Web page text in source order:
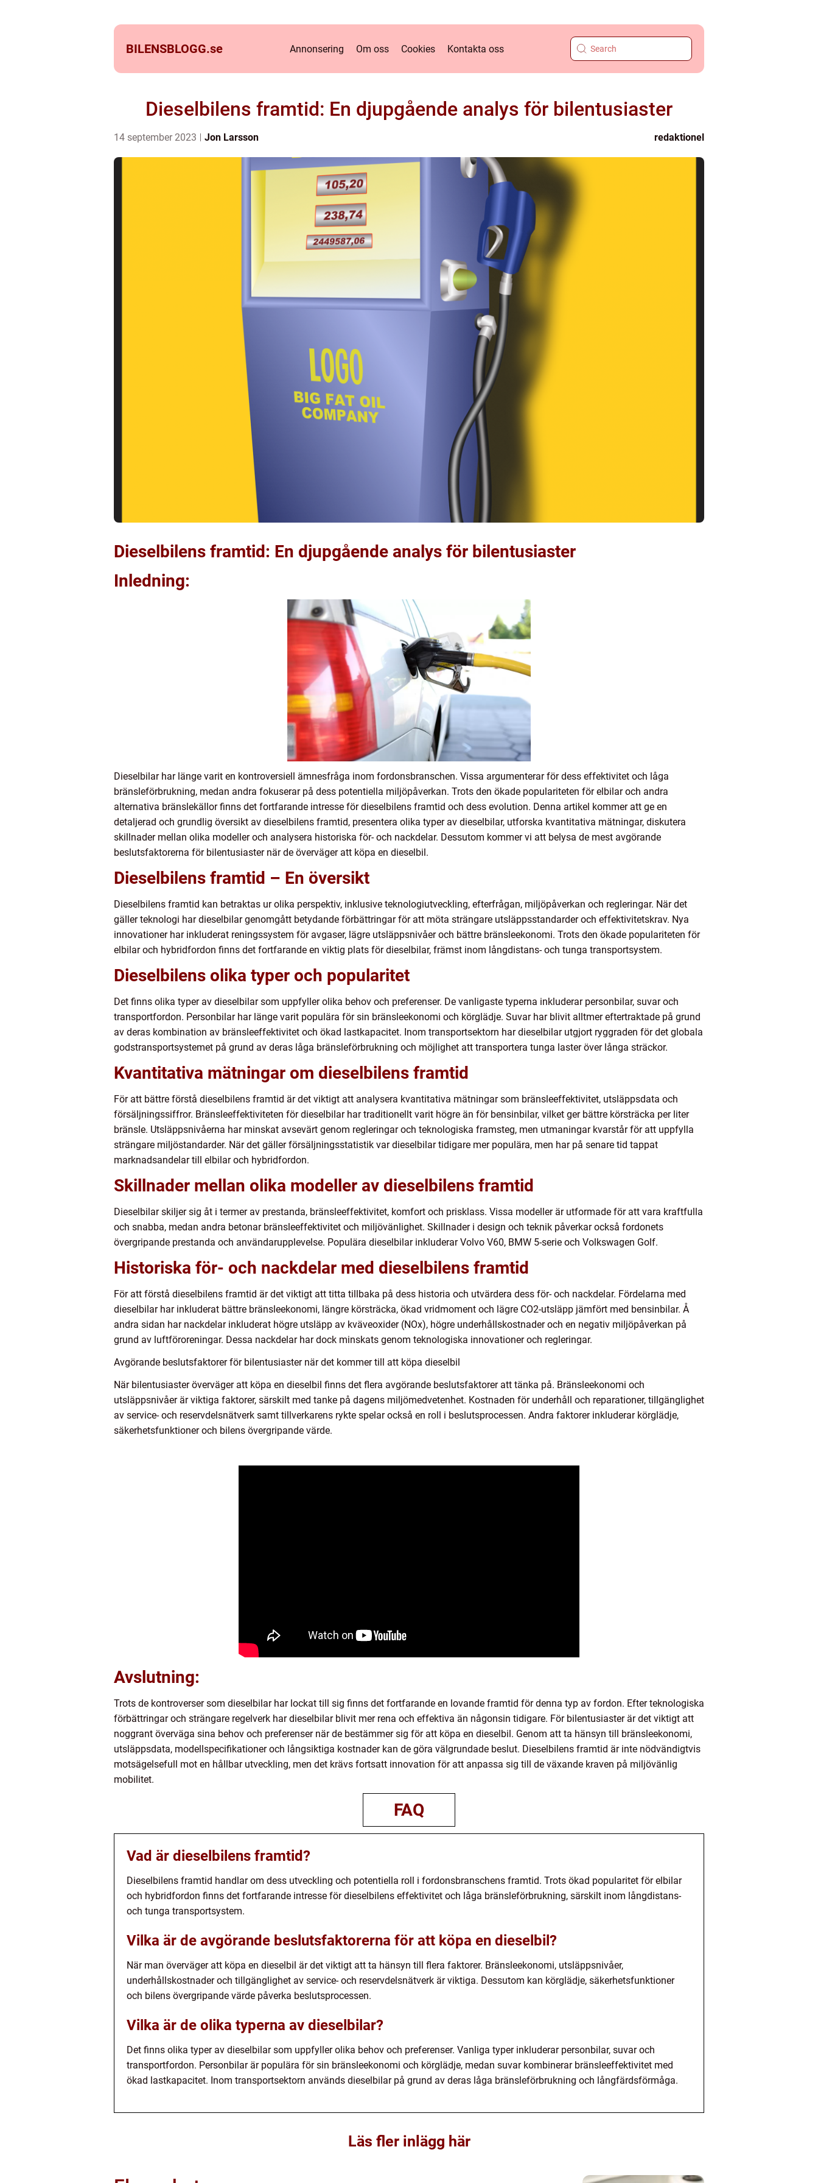
BILENSBLOGG.se Annonsering Om oss Cookies Kontakta oss
Dieselbilens framtid: En djupgående analys för bilentusiaster
14 september 2023 Jon Larsson redaktionel
Dieselbilens framtid: En djupgående analys för bilentusiaster
Inledning:
Dieselbilar har länge varit en kontroversiell ämnesfråga inom fordonsbranschen. Vissa argumenterar för dess effektivitet och låga
bränsleförbrukning, medan andra fokuserar på dess potentiella miljöpåverkan. Trots den ökade populariteten för elbilar och andra
alternativa bränslekällor finns det fortfarande intresse för dieselbilens framtid och dess evolution. Denna artikel kommer att ge en
detaljerad och grundlig översikt av dieselbilens framtid, presentera olika typer av dieselbilar, utforska kvantitativa mätningar, diskutera
skillnader mellan olika modeller och analysera historiska för- och nackdelar. Dessutom kommer vi att belysa de mest avgörande
beslutsfaktorerna för bilentusiaster när de överväger att köpa en dieselbil.
Dieselbilens framtid – En översikt
Dieselbilens framtid kan betraktas ur olika perspektiv, inklusive teknologiutveckling, efterfrågan, miljöpåverkan och regleringar. När det
gäller teknologi har dieselbilar genomgått betydande förbättringar för att möta strängare utsläppsstandarder och effektivitetskrav. Nya
innovationer har inkluderat reningssystem för avgaser, lägre utsläppsnivåer och bättre bränsleekonomi. Trots den ökade populariteten för
elbilar och hybridfordon finns det fortfarande en viktig plats för dieselbilar, främst inom långdistans- och tunga transportsystem.
Dieselbilens olika typer och popularitet
Det finns olika typer av dieselbilar som uppfyller olika behov och preferenser. De vanligaste typerna inkluderar personbilar, suvar och
transportfordon. Personbilar har länge varit populära för sin bränsleekonomi och körglädje. Suvar har blivit alltmer eftertraktade på grund
av deras kombination av bränsleeffektivitet och ökad lastkapacitet. Inom transportsektorn har dieselbilar utgjort ryggraden för det globala
godstransportsystemet på grund av deras låga bränsleförbrukning och möjlighet att transportera tunga laster över långa sträckor.
Kvantitativa mätningar om dieselbilens framtid
För att bättre förstå dieselbilens framtid är det viktigt att analysera kvantitativa mätningar som bränsleeffektivitet, utsläppsdata och
försäljningssiffror. Bränsleeffektiviteten för dieselbilar har traditionellt varit högre än för bensinbilar, vilket ger bättre körsträcka per liter
bränsle. Utsläppsnivåerna har minskat avsevärt genom regleringar och teknologiska framsteg, men utmaningar kvarstår för att uppfylla
strängare miljöstandarder. När det gäller försäljningsstatistik var dieselbilar tidigare mer populära, men har på senare tid tappat
marknadsandelar till elbilar och hybridfordon.
Skillnader mellan olika modeller av dieselbilens framtid
Dieselbilar skiljer sig åt i termer av prestanda, bränsleeffektivitet, komfort och prisklass. Vissa modeller är utformade för att vara kraftfulla
och snabba, medan andra betonar bränsleeffektivitet och miljövänlighet. Skillnader i design och teknik påverkar också fordonets
övergripande prestanda och användarupplevelse. Populära dieselbilar inkluderar Volvo V60, BMW 5-serie och Volkswagen Golf.
Historiska för- och nackdelar med dieselbilens framtid
För att förstå dieselbilens framtid är det viktigt att titta tillbaka på dess historia och utvärdera dess för- och nackdelar. Fördelarna med
dieselbilar har inkluderat bättre bränsleekonomi, längre körsträcka, ökad vridmoment och lägre CO2-utsläpp jämfört med bensinbilar. Å
andra sidan har nackdelar inkluderat högre utsläpp av kväveoxider (NOx), högre underhållskostnader och en negativ miljöpåverkan på
grund av luftföroreningar. Dessa nackdelar har dock minskats genom teknologiska innovationer och regleringar.
Avgörande beslutsfaktorer för bilentusiaster när det kommer till att köpa dieselbil
När bilentusiaster överväger att köpa en dieselbil finns det flera avgörande beslutsfaktorer att tänka på. Bränsleekonomi och
utsläppsnivåer är viktiga faktorer, särskilt med tanke på dagens miljömedvetenhet. Kostnaden för underhåll och reparationer, tillgänglighet
av service- och reservdelsnätverk samt tillverkarens rykte spelar också en roll i beslutsprocessen. Andra faktorer inkluderar körglädje,
säkerhetsfunktioner och bilens övergripande värde.
Avslutning:
Trots de kontroverser som dieselbilar har lockat till sig finns det fortfarande en lovande framtid för denna typ av fordon. Efter teknologiska
förbättringar och strängare regelverk har dieselbilar blivit mer rena och effektiva än någonsin tidigare. För bilentusiaster är det viktigt att
noggrant överväga sina behov och preferenser när de bestämmer sig för att köpa en dieselbil. Genom att ta hänsyn till bränsleekonomi,
utsläppsdata, modellspecifikationer och långsiktiga kostnader kan de göra välgrundade beslut. Dieselbilens framtid är inte nödvändigtvis
motsägelsefull mot en hållbar utveckling, men det krävs fortsatt innovation för att anpassa sig till de växande kraven på miljövänlig
mobilitet.
FAQ
Vad är dieselbilens framtid?
Dieselbilens framtid handlar om dess utveckling och potentiella roll i fordonsbranschens framtid. Trots ökad popularitet för elbilar
och hybridfordon finns det fortfarande intresse för dieselbilens effektivitet och låga bränsleförbrukning, särskilt inom långdistans-
och tunga transportsystem.
Vilka är de avgörande beslutsfaktorerna för att köpa en dieselbil?
När man överväger att köpa en dieselbil är det viktigt att ta hänsyn till flera faktorer. Bränsleekonomi, utsläppsnivåer,
underhållskostnader och tillgänglighet av service- och reservdelsnätverk är viktiga. Dessutom kan körglädje, säkerhetsfunktioner
och bilens övergripande värde påverka beslutsprocessen.
Vilka är de olika typerna av dieselbilar?
Det finns olika typer av dieselbilar som uppfyller olika behov och preferenser. Vanliga typer inkluderar personbilar, suvar och
transportfordon. Personbilar är populära för sin bränsleekonomi och körglädje, medan suvar kombinerar bränsleeffektivitet med
ökad lastkapacitet. Inom transportsektorn används dieselbilar på grund av deras låga bränsleförbrukning och långfärdsförmåga.
Läs fler inlägg här